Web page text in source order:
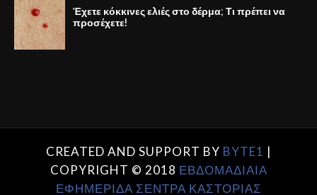
Έχετε κόκκινες ελιές στο δέρμα; Τι πρέπει να
προσέχετε!
CREATED AND SUPPORT BY BYTE1 |
COPYRIGHT © 2018 ΕΒΔΟΜΑΔΙΑΙΑ
ΕΦΗΜΕΡΙΔΑ ΣΕΝΤΡΑ ΚΑΣΤΟΡΙΑΣ